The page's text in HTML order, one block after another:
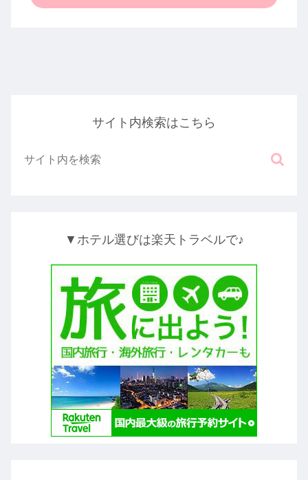
サイト内検索はこちら
▼ホテル選びは楽天トラベルで♪